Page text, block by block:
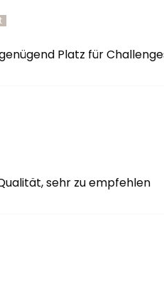
Platz für
sehr zu empfehlen